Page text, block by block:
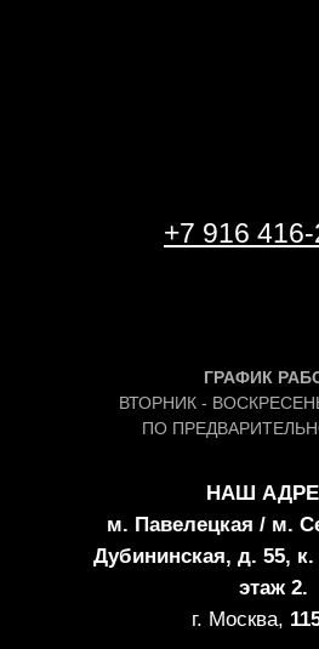
НАШ
м. Павелецкая / м.
Дубининская, д. 55,
этаж 2.
г. Москва,
ГРАФИК
ВТОРНИК -
ПО
+7 916